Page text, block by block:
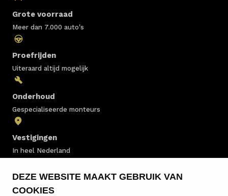
DEZE WEBSITE MAAKT GEBRUIK VAN
COOKIES
Grote voorraad
Meer dan 7.000 auto's
Proefrijden
Uiteraard altijd mogelijk
Onderhoud
Gespecialiseerde monteurs
Vestigingen
In heel Nederland
Voorraad